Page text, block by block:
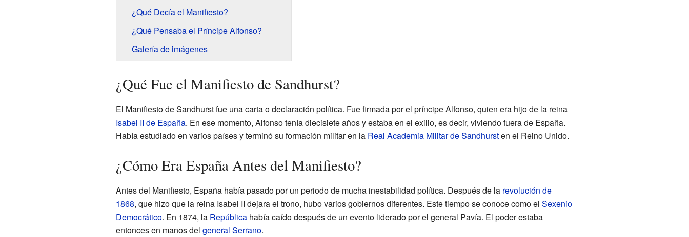
¿Qué Decía el Manifiesto?
¿Qué Pensaba el Príncipe Alfonso?
Galería de imágenes
¿Qué Fue el Manifiesto de Sandhurst?
El Manifiesto de Sandhurst fue una carta o declaración política. Fue firmada por el príncipe Alfonso, quien era hijo de la reina
Isabel II de España. En ese momento, Alfonso tenía diecisiete años y estaba en el exilio, es decir, viviendo fuera de España.
Había estudiado en varios países y terminó su formación militar en la Real Academia Militar de Sandhursten el Reino Unido.
¿Cómo Era España Antes del Manifiesto?
Antes del Manifiesto, España había pasado por un periodo de mucha inestabilidad política. Después de la revolución de
1868, que hizo que la reina Isabel II dejara el trono, hubo varios gobiernos diferentes. Este tiempo se conoce como el Sexenio
Democrático. En 1874, la Repúblicahabía caído después de un evento liderado por el general Pavía. El poder estaba
entonces en manos del general Serrano.